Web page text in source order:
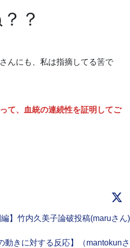
？
んにも、私は指摘してる筈で
て、血統の連続性を証明してご
編】竹内久美子論破投稿(maruさん)
動きに対する反応】（mantokunさ